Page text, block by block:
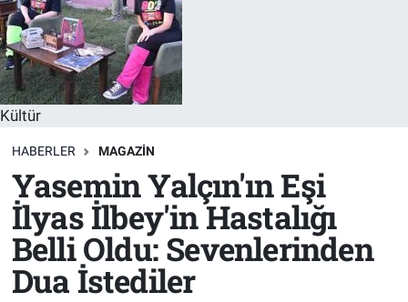
Kültür
HABERLER MAGAZIN
Yasemin Yalçın'ın Eşi
İlyas İlbey'in Hastalığı
Belli Oldu: Sevenlerinden
Dua İstediler
Sağlık
Spor
Tv Medya
KÜLTÜR SANAT